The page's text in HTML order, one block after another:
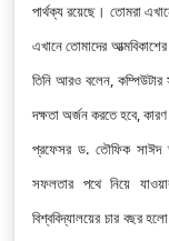
পার্থক্য রয়েছে। তোমরা
এখানে তোমাদের
তিনি আরও বলেন, কম্পিউটার
দক্ষতা অর্জন করতে হবে,
প্রফেসর ড. তৌফিক সাঈদ
সফলতার পথে নিয়ে
বিশ্ববিদ্যালয়ের চার বছর